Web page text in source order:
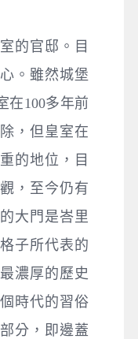
的官邸。目
。雖然城堡
在100多年前
，但皇室在
的地位，目
，至今仍有
大門是峇里
子所代表的
濃厚的歷史
時代的習俗
分，即邊蓋